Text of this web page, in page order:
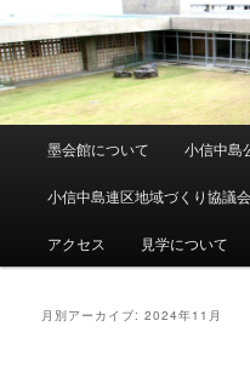
移
動
動
ュ
墨会館について 小信中島
小信中島連区地域づくり協議会
アクセス 見学について
月別アーカイブ:2024年11月